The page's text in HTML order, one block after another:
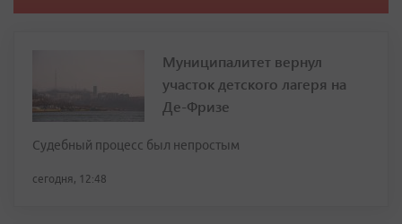
Муниципалитет вернул
участок детского лагеря на
Де-Фризе
Судебный процесс был непростым
сегодня, 12:48